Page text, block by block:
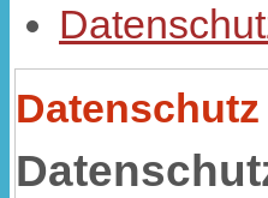
Datenschutz